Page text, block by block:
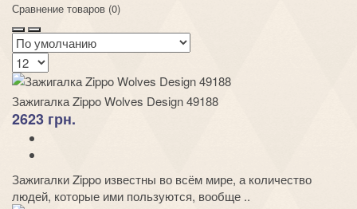
Сравнение товаров (0)
Зажигалка Zippo Wolves Design 49188
2623 грн.
Зажигалки Zippo известны во всём мире, а количество
людей, которые ими пользуются, вообще ..